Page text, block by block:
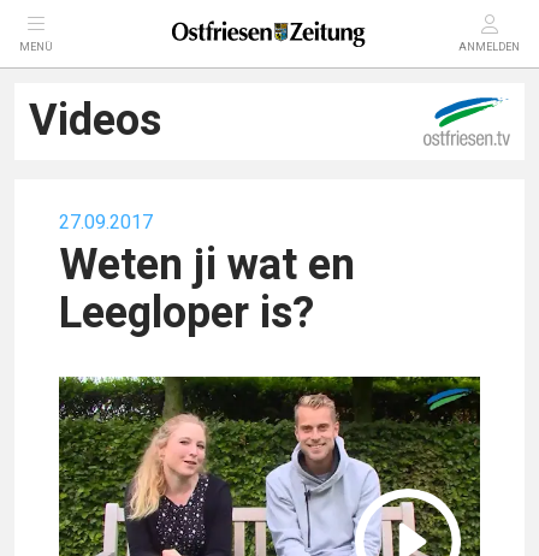
MENÜ ANMELDEN
Videos
27.09.2017
Weten ji wat en
Leegloper is?